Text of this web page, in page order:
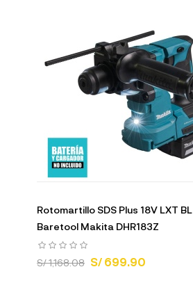
Rotomartillo SDS Plus 18V LXT BL
Baretool Makita DHR183Z
S/ 1,168.08 S/ 699.90